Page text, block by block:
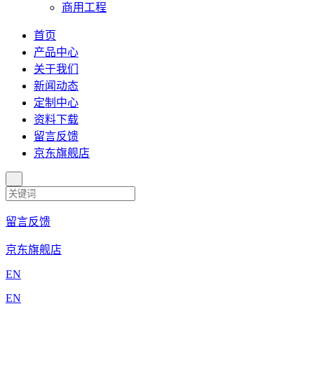
商用工程
首页
产品中心
关于我们
新闻动态
定制中心
资料下载
留言反馈
京东旗舰店
留言反馈
京东旗舰店
EN
EN